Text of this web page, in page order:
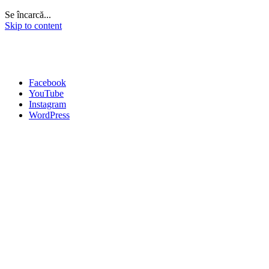
Se încarcă...
Skip to content
Facebook
YouTube
Instagram
WordPress